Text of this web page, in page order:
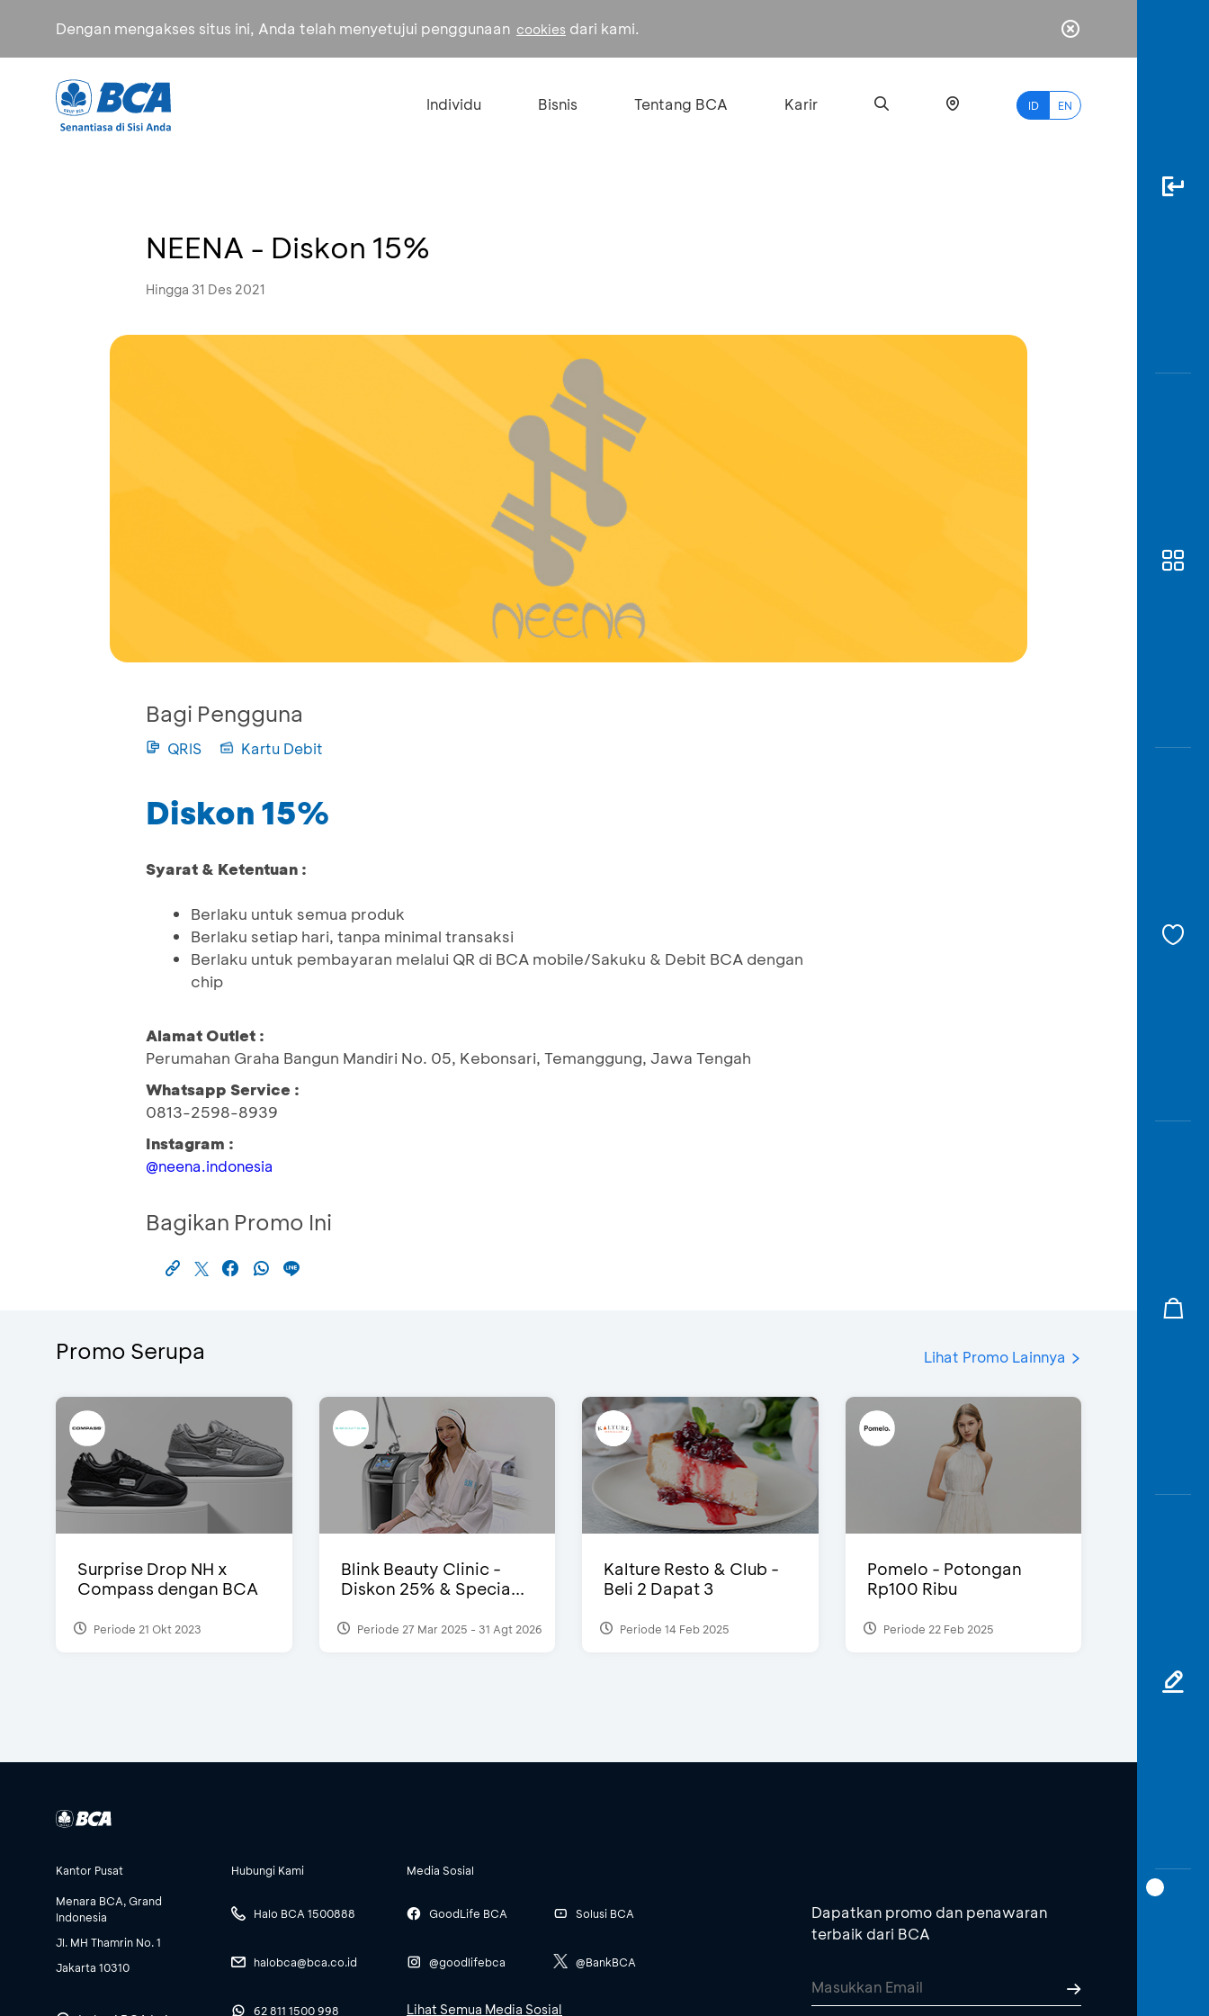
Dengan mengakses situs ini, Anda telah menyetujui penggunaan cookies dari kami.
Individu Bisnis Tentang BCA Karir ID EN
NEENA - Diskon 15%
Hingga 31 Des 2021
Bagi Pengguna
QRIS Kartu Debit
Diskon 15%
Syarat & Ketentuan :
Berlaku untuk semua produk
Berlaku setiap hari, tanpa minimal transaksi
Berlaku untuk pembayaran melalui QR di BCA mobile/Sakuku & Debit BCA dengan
chip
Alamat Outlet :
Perumahan Graha Bangun Mandiri No. 05, Kebonsari, Temanggung, Jawa Tengah
Whatsapp Service :
0813-2598-8939
Instagram :
@neena.indonesia
Bagikan Promo Ini
Promo Serupa Lihat Promo Lainnya
Surprise Drop NH x
Compass dengan BCA
Periode 21 Okt 2023
Blink Beauty Clinic -
Diskon 25% & Specia...
Periode 27 Mar 2025 - 31 Agt 2026
Kalture Resto & Club -
Beli 2 Dapat 3
Periode 14 Feb 2025
Pomelo - Potongan
Rp100 Ribu
Periode 22 Feb 2025
Kantor Pusat
Menara BCA, Grand
Indonesia
Jl. MH Thamrin No. 1
Jakarta 10310
Hubungi Kami
Halo BCA 1500888
halobca@bca.co.id
62 811 1500 998
Media Sosial
GoodLife BCA
@goodlifebca
Solusi BCA
@BankBCA
Lihat Semua Media Sosial
Dapatkan promo dan penawaran
terbaik dari BCA